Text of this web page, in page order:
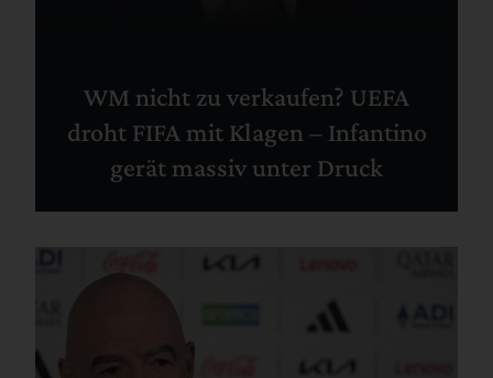
WM nicht zu verkaufen? UEFA
droht FIFA mit Klagen – Infantino
gerät massiv unter Druck